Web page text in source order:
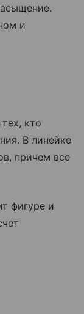
и
кто
В линейке
причем все
фигуре и